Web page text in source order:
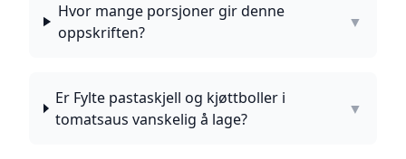
Hvor mange porsjoner gir denne
oppskriften?
▼
Er Fylte pastaskjell og kjøttboller i
tomatsaus vanskelig å lage?
▼